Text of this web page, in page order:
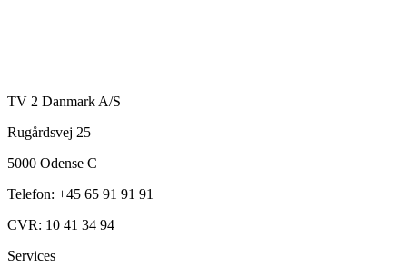
TV 2 Danmark A/S
Rugårdsvej 25
5000 Odense C
Telefon: +45 65 91 91 91
CVR: 10 41 34 94
Services